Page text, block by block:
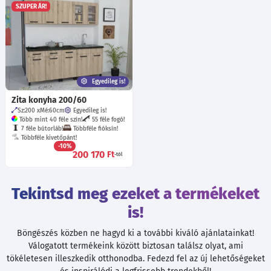
SZUPER ÁR!
Egyedileg is!
Zita konyha 200/60
Sz:200 Mé:60cm
Egyedileg is!
Több mint 40 féle szín!
55 féle fogó!
7 féle bútorláb!
Többféle fióksín!
Többféle kivetőpánt!
-10%
200 170 Ft-tól
Tekintsd meg ezeket a termékeket
is!
Böngészés közben ne hagyd ki a további kiváló ajánlatainkat!
Válogatott termékeink között biztosan találsz olyat, ami
tökéletesen illeszkedik otthonodba. Fedezd fel az új lehetőségeket